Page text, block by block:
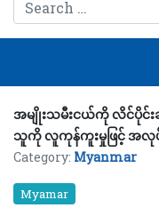
အမျိုးသမီးငယ်ကို လိင်ပိုင်
သူကို လူကုန်ကူးမှုဖြင့် အလုပ်
Category: Myanmar
Myamar